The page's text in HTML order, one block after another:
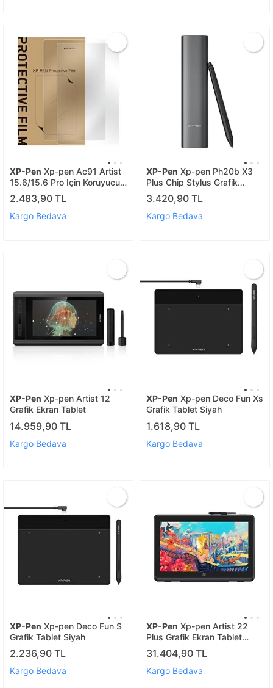
XP-Pen Xp-pen Ac91 Artist
15.6/15.6 Pro Için Koruyucu
Film 2 Adet Protective Film
2.483,90 TL
Kargo Bedava
XP-Pen Xp-pen Ph20b X3
Plus Chip Stylus Grafik
Tablet Kalemi + 9 Adet
Yedek Uç Artist 10/12/13/16
2nd Gen,d
3.420,90 TL
Kargo Bedava
XP-Pen Xp-pen Artist 12
Grafik Ekran Tablet
14.959,90 TL
Kargo Bedava
XP-Pen Xp-pen Deco Fun Xs
Grafik Tablet Siyah
1.618,90 TL
Kargo Bedava
XP-Pen Xp-pen Deco Fun S
Grafik Tablet Siyah
2.236,90 TL
Kargo Bedava
XP-Pen Xp-pen Artist 22
Plus Grafik Ekran Tablet
Drawing Display
31.404,90 TL
Kargo Bedava